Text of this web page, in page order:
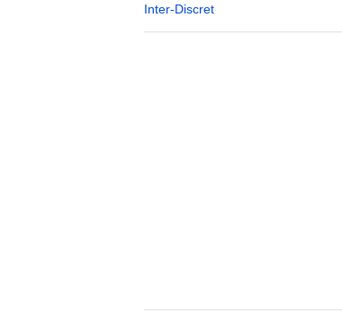
Inter-Discret